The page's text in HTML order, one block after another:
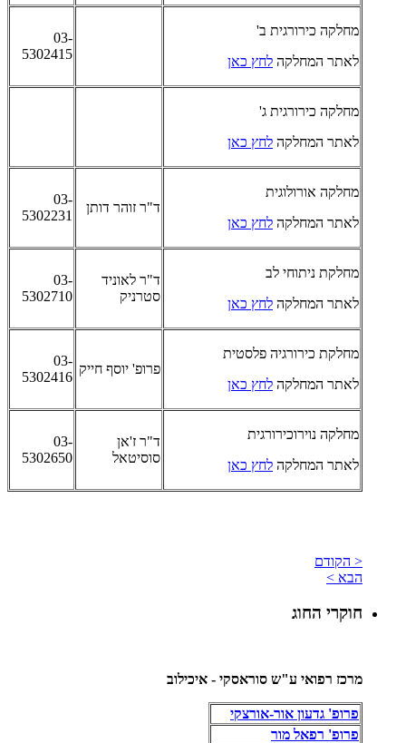
מחלקה כירורגית ב'
לאתר המחלקה לחץ כאן
03-
5302415
מחלקה כירורגית ג'
לאתר המחלקה לחץ כאן
מחלקה אורולוגית
לאתר המחלקה לחץ כאן
ד"ר זוהר דותן
03-
5302231
מחלקת ניתוחי לב
לאתר המחלקה לחץ כאן
ד"ר לאוניד
סטרניק
03-
5302710
מחלקת כירורגיה פלסטית
לאתר המחלקה לחץ כאן
פרופ' יוסף חייק
03-
5302416
מחלקה נוירוכירורגית
לאתר המחלקה לחץ כאן
ד"ר ז'אן
סוסיטאל
03-
5302650
< הקודם
הבא >
חוקרי החוג
מרכז רפואי ע"ש סוראסקי - איכילוב
פרופ' גדעון אור-אורצקי
פרופ' רפאל מור